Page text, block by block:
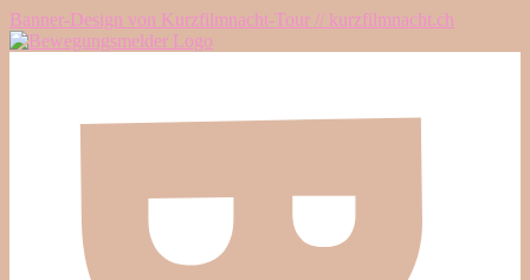
Banner-Design von Kurzfilmnacht-Tour // kurzfilmnacht.ch